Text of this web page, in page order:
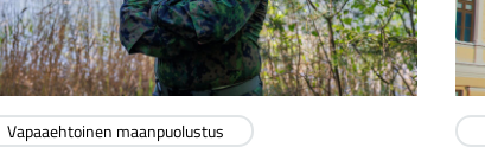
Vapaaehtoinen maanpuolustus